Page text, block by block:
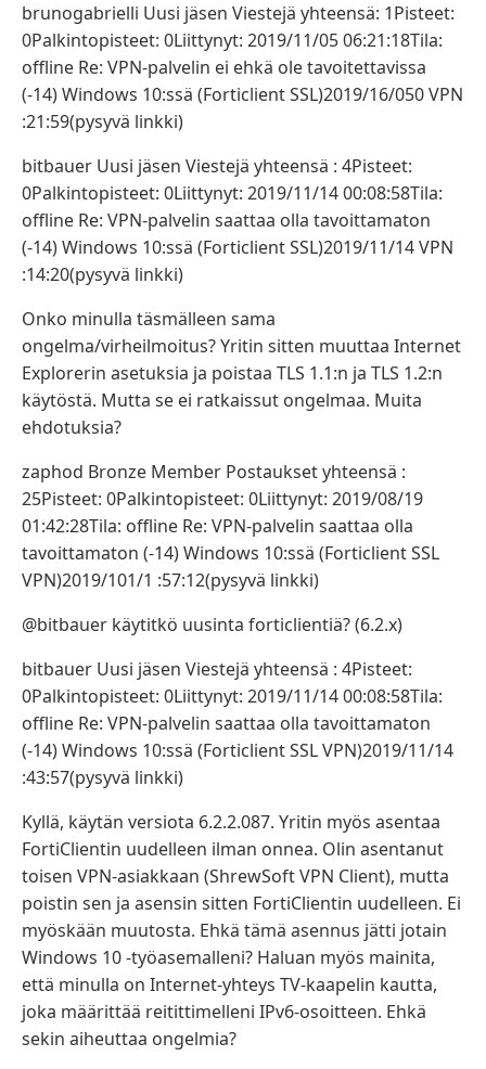
brunogabrielli Uusi jäsen Viestejä yhteensä: 1Pisteet:
0Palkintopisteet: 0Liittynyt: 2019/11/05 06:21:18Tila:
offline Re: VPN-palvelin ei ehkä ole tavoitettavissa
(-14) Windows 10:ssä (Forticlient SSL)2019/16/050 VPN
:21:59(pysyvä linkki)
bitbauer Uusi jäsen Viestejä yhteensä : 4Pisteet:
0Palkintopisteet: 0Liittynyt: 2019/11/14 00:08:58Tila:
offline Re: VPN-palvelin saattaa olla tavoittamaton
(-14) Windows 10:ssä (Forticlient SSL)2019/11/14 VPN
:14:20(pysyvä linkki)
Onko minulla täsmälleen sama
ongelma/virheilmoitus? Yritin sitten muuttaa Internet
Explorerin asetuksia ja poistaa TLS 1.1:n ja TLS 1.2:n
käytöstä. Mutta se ei ratkaissut ongelmaa. Muita
ehdotuksia?
zaphod Bronze Member Postaukset yhteensä :
25Pisteet: 0Palkintopisteet: 0Liittynyt: 2019/08/19
01:42:28Tila: offline Re: VPN-palvelin saattaa olla
tavoittamaton (-14) Windows 10:ssä (Forticlient SSL
VPN)2019/101/1 :57:12(pysyvä linkki)
@bitbauer käytitkö uusinta forticlientiä? (6.2.x)
bitbauer Uusi jäsen Viestejä yhteensä : 4Pisteet:
0Palkintopisteet: 0Liittynyt: 2019/11/14 00:08:58Tila:
offline Re: VPN-palvelin saattaa olla tavoittamaton
(-14) Windows 10:ssä (Forticlient SSL VPN)2019/11/14
:43:57(pysyvä linkki)
Kyllä, käytän versiota 6.2.2.087. Yritin myös asentaa
FortiClientin uudelleen ilman onnea. Olin asentanut
toisen VPN-asiakkaan (ShrewSoft VPN Client), mutta
poistin sen ja asensin sitten FortiClientin uudelleen. Ei
myöskään muutosta. Ehkä tämä asennus jätti jotain
Windows 10 -työasemalleni? Haluan myös mainita,
että minulla on Internet-yhteys TV-kaapelin kautta,
joka määrittää reitittimelleni IPv6-osoitteen. Ehkä
sekin aiheuttaa ongelmia?